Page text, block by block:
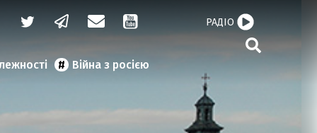
Війна з росією
РАДІО